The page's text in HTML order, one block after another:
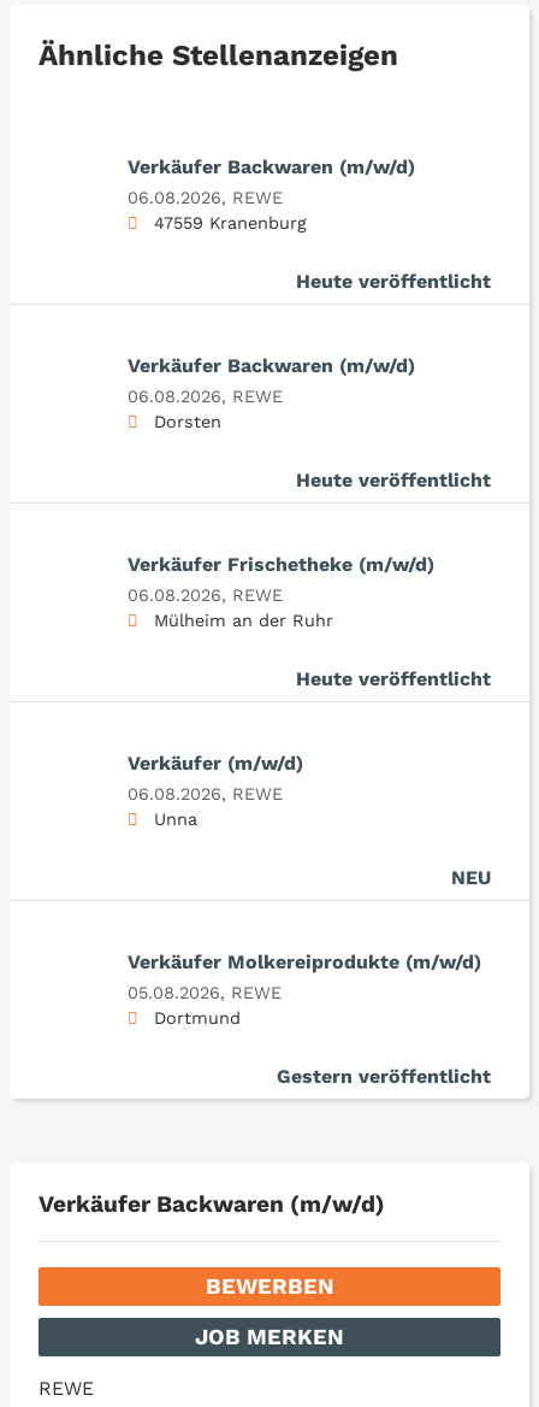
Ähnliche Stellenanzeigen
Verkäufer Backwaren (m/w/d)
06.08.2026, REWE
47559 Kranenburg
Heute veröffentlicht
Verkäufer Backwaren (m/w/d)
06.08.2026, REWE
Dorsten
Heute veröffentlicht
Verkäufer Frischetheke (m/w/d)
06.08.2026, REWE
Mülheim an der Ruhr
Heute veröffentlicht
Verkäufer (m/w/d)
06.08.2026, REWE
Unna
NEU
Verkäufer Molkereiprodukte (m/w/d)
05.08.2026, REWE
Dortmund
Gestern veröffentlicht
Verkäufer Backwaren (m/w/d)
BEWERBEN
JOB MERKEN
REWE